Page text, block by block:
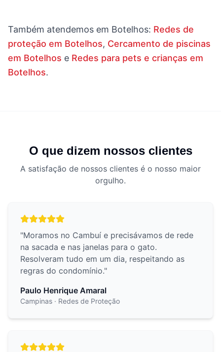
Também atendemos em Botelhos: Redes de
proteção em Botelhos, Cercamento de piscinas
em Botelhos e Redes para pets e crianças em
Botelhos.
O que dizem nossos clientes
A satisfação de nossos clientes é o nosso maior
orgulho.
"Moramos no Cambuí e precisávamos de rede
na sacada e nas janelas para o gato.
Resolveram tudo em um dia, respeitando as
regras do condomínio."
Paulo Henrique Amaral
Campinas · Redes de Proteção